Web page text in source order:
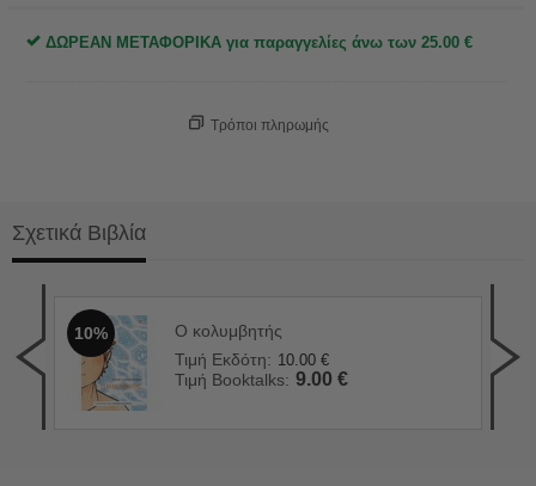
ΔΩΡΕΑΝ ΜΕΤΑΦΟΡΙΚΑ για παραγγελίες άνω των 25.00 €
Τρόποι πληρωμής
Σχετικά Βιβλία
10%
Ο κολυμβητής
Τιμή Εκδότη: 10.00 €
Τιμή Booktalks: 9.00 €